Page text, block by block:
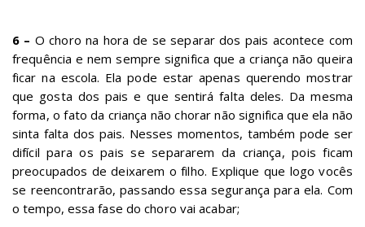
6 – O choro na hora de se separar dos pais acontece com
frequência e nem sempre significa que a criança não queira
ficar na escola. Ela pode estar apenas querendo mostrar
que gosta dos pais e que sentirá falta deles. Da mesma
forma, o fato da criança não chorar não significa que ela não
sinta falta dos pais. Nesses momentos, também pode ser
difícil para os pais se separarem da criança, pois ficam
preocupados de deixarem o filho. Explique que logo vocês
se reencontrarão, passando essa segurança para ela. Com
o tempo, essa fase do choro vai acabar;